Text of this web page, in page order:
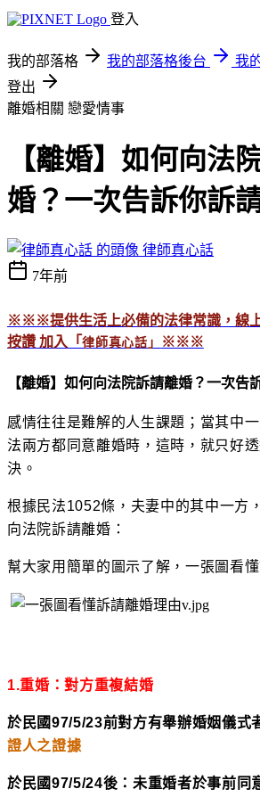
登入
我的部落格 我的部落格後台
我
登出
離婚相關 戀愛情事
【離婚】如何向法
婚？一次告訴你訴
律師真心話
7年前
※※※提供生活上必備的法律常識，線
按讚 加入「律師真心話」 ※※※
【離婚】如何向法院訴請離婚？一次告
感情往往是難解的人生課題；當其中
法兩方都同意離婚時，這時，就只好
決。
根據民法1052條，夫妻中的其中一方
向法院訴請離婚：
幫大家用簡單的圖示了解，一張圖看懂
1.重婚：對方重複結婚
於民國97/5/23前對方有舉辦婚姻儀式
證人之證據
於民國97/5/24後：未重婚者於事前同